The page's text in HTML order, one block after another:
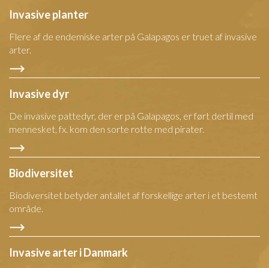
Invasive planter
Flere af de endemiske arter på Galapagos er truet af invasive
arter.
Invasive dyr
De invasive pattedyr, der er på Galapagos, er ført dertil med
mennesket, fx. kom den sorte rotte med pirater.
Biodiversitet
Biodiversitet betyder antallet af forskellige arter i et bestemt
område.
Invasive arter i Danmark